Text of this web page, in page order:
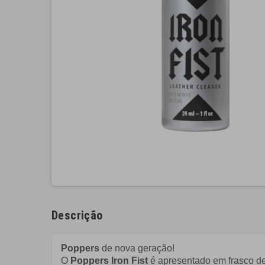
Descrição
Poppers de nova geração!
O Poppers Iron Fist é apresentado em frasco